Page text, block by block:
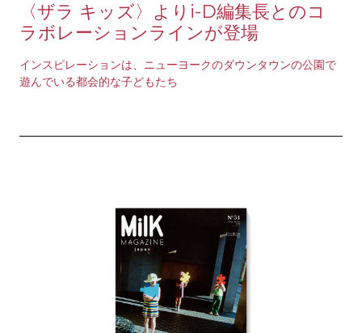
〈ザラ キッズ〉よりi-D編集長とのコ
ラボレーションラインが登場
インスピレーションは、ニューヨークのダウンタウンの公園で
遊んでいる都会的な子どもたち